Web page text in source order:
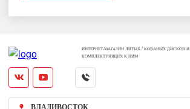
ИНТЕРНЕТ-МАГАЗИН ЛИТЫХ / КОВАНЫХ ДИСКОВ И
КОМПЛЕКТУЮЩИХ К НИМ
ВЛАДИВОСТОК